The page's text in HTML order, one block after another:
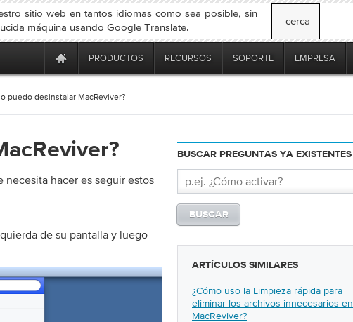
sitio web en tantos idiomas como sea posible, sin
máquina usando Google Translate.
cerca
PRODUCTOS RECURSOS SOPORTE EMPRESA
puedo desinstalar MacReviver?
necesita hacer es seguir estos
de su pantalla y luego
BUSCAR PREGUNTAS YA EXISTENTES
ARTÍCULOS SIMILARES
¿Cómo uso la Limpieza rápida para
eliminar los archivos innecesarios en
MacReviver?